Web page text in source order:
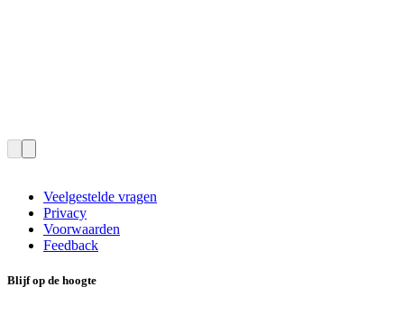
Veelgestelde vragen
Privacy
Voorwaarden
Feedback
Blijf op de hoogte